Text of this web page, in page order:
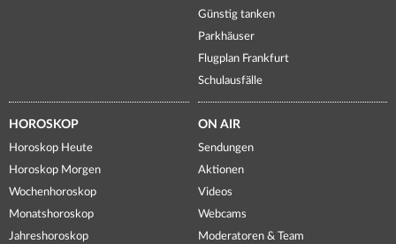
Günstig tanken
Parkhäuser
Flugplan Frankfurt
Schulausfälle
HOROSKOP
Horoskop Heute
Horoskop Morgen
Wochenhoroskop
Monatshoroskop
Jahreshoroskop
ON AIR
Sendungen
Aktionen
Videos
Webcams
Moderatoren & Team